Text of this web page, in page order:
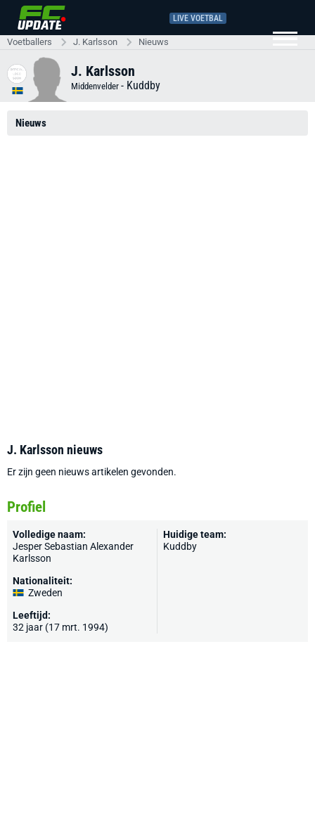
LIVE VOETBAL
Voetballers J. Karlsson Nieuws
J. Karlsson
Middenvelder - Kuddby
Nieuws
J. Karlsson nieuws
Er zijn geen nieuws artikelen gevonden.
Profiel
Volledige naam:
Jesper Sebastian Alexander
Karlsson
Nationaliteit:
Zweden
Leeftijd:
32 jaar (17 mrt. 1994)
Huidige team:
Kuddby